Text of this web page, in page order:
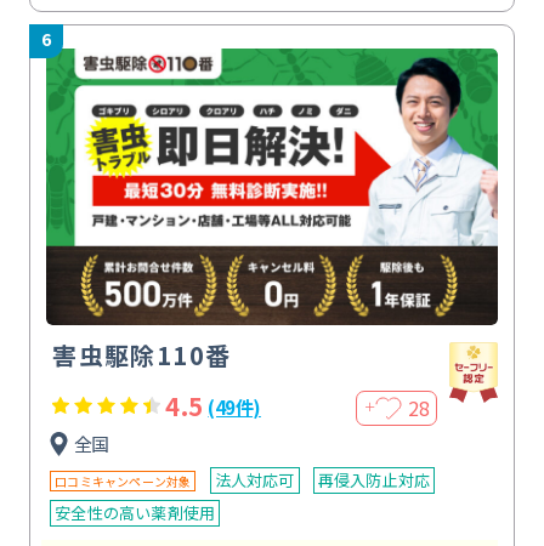
6
害虫駆除110番
4.5 (49件) ＋ 28
全国
口コミキャンペーン対象 法人対応可
再侵入防止対応
安全性の高い薬剤使用